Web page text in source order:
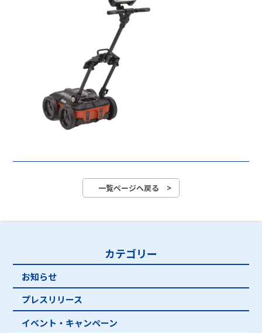
一覧ページへ戻る >
カテゴリー
お知らせ
プレスリリース
イベント・キャンペーン